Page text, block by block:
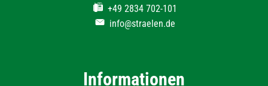
+49 2834 702-101
info@straelen.de
Informationen